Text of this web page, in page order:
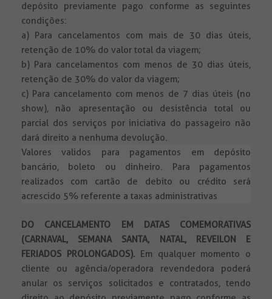
depósito previamente pago conforme as seguintes
condições:
a) Para cancelamentos com mais de 30 dias úteis,
retenção de 10% do valor total da viagem;
b) Para cancelamentos com menos de 30 dias úteis,
retenção de 30% do valor da viagem;
c) Para cancelamento com menos de 7 dias úteis (no
show), não apresentação ou desistência total ou
parcial dos serviços por iniciativa do passageiro não
dará direito a nenhuma devolução.
Valores validos para pagamentos em depósito
bancário, boleto ou dinheiro. Para pagamentos
realizados com cartão de debito ou crédito será
acrescido 5% referente a taxas administrativas
DO CANCELAMENTO EM DATAS COMEMORATIVAS
(CARNAVAL, SEMANA SANTA, NATAL, REVEILON E
FERIADOS PROLONGADOS). Em qualquer momento o
cliente ou agência/operadora revendedora poderá
anular os serviços solicitados e contratados, tendo